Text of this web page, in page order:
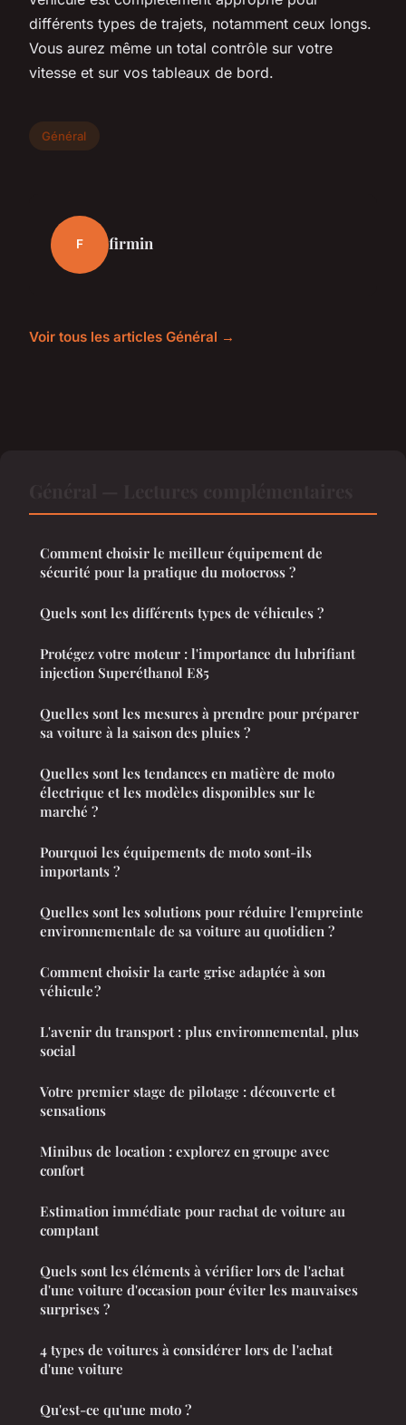
différents types de trajets, notamment ceux longs.
Vous aurez même un total contrôle sur votre
vitesse et sur vos tableaux de bord.
Général
F firmin
Voir tous les articles Général →
Comment choisir le meilleur équipement de
sécurité pour la pratique du motocross ?
Quels sont les différents types de véhicules ?
Protégez votre moteur : l'importance du lubrifiant
injection Superéthanol E85
Quelles sont les mesures à prendre pour préparer
sa voiture à la saison des pluies ?
Quelles sont les tendances en matière de moto
électrique et les modèles disponibles sur le
marché ?
Pourquoi les équipements de moto sont-ils
importants ?
Quelles sont les solutions pour réduire l'empreinte
environnementale de sa voiture au quotidien ?
Comment choisir la carte grise adaptée à son
véhicule ?
L'avenir du transport : plus environnemental, plus
social
Votre premier stage de pilotage : découverte et
sensations
Minibus de location : explorez en groupe avec
confort
Estimation immédiate pour rachat de voiture au
comptant
Quels sont les éléments à vérifier lors de l'achat
d'une voiture d'occasion pour éviter les mauvaises
surprises ?
4 types de voitures à considérer lors de l'achat
d'une voiture
Qu'est-ce qu'une moto ?